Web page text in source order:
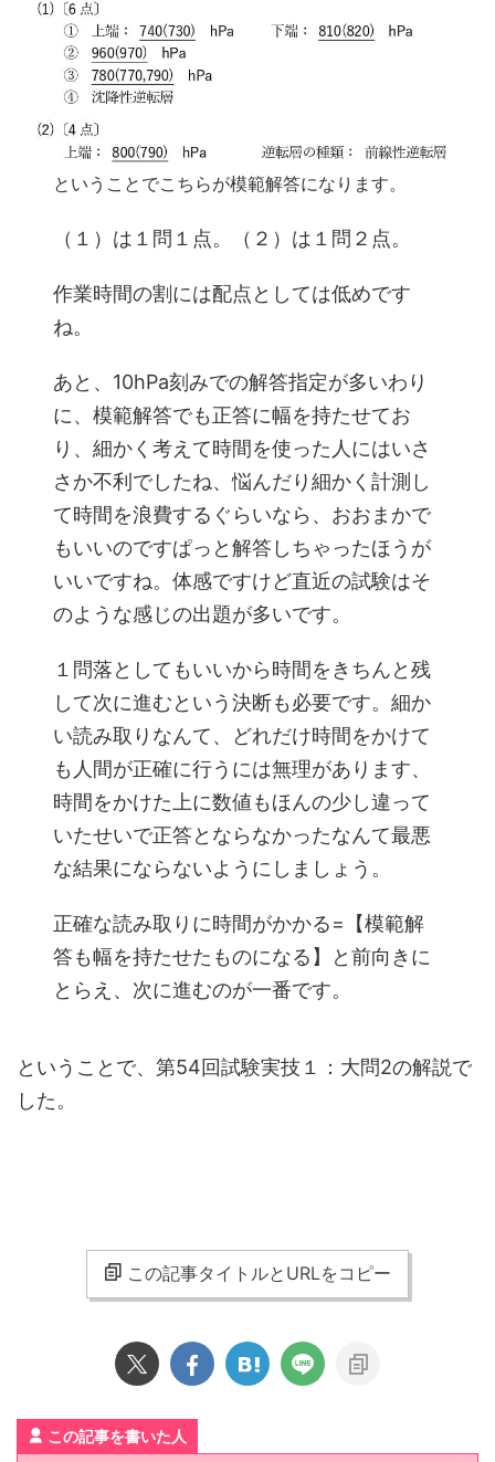
ということでこちらが模範解答になります。
（１）は１問１点。（２）は１問２点。
作業時間の割には配点としては低めです
ね。
あと、10hPa刻みでの解答指定が多いわり
に、模範解答でも正答に幅を持たせてお
り、細かく考えて時間を使った人にはいさ
さか不利でしたね、悩んだり細かく計測し
て時間を浪費するぐらいなら、おおまかで
もいいのですぱっと解答しちゃったほうが
いいですね。体感ですけど直近の試験はそ
のような感じの出題が多いです。
１問落としてもいいから時間をきちんと残
して次に進むという決断も必要です。細か
い読み取りなんて、どれだけ時間をかけて
も人間が正確に行うには無理があります、
時間をかけた上に数値もほんの少し違って
いたせいで正答とならなかったなんて最悪
な結果にならないようにしましょう。
正確な読み取りに時間がかかる=【模範解
答も幅を持たせたものになる】と前向きに
とらえ、次に進むのが一番です。
ということで、第54回試験実技１：大問2の解説で
した。
この記事タイトルとURLをコピー
この記事を書いた人